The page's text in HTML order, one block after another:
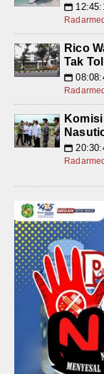
📅
Rico
Tak
📅
📅